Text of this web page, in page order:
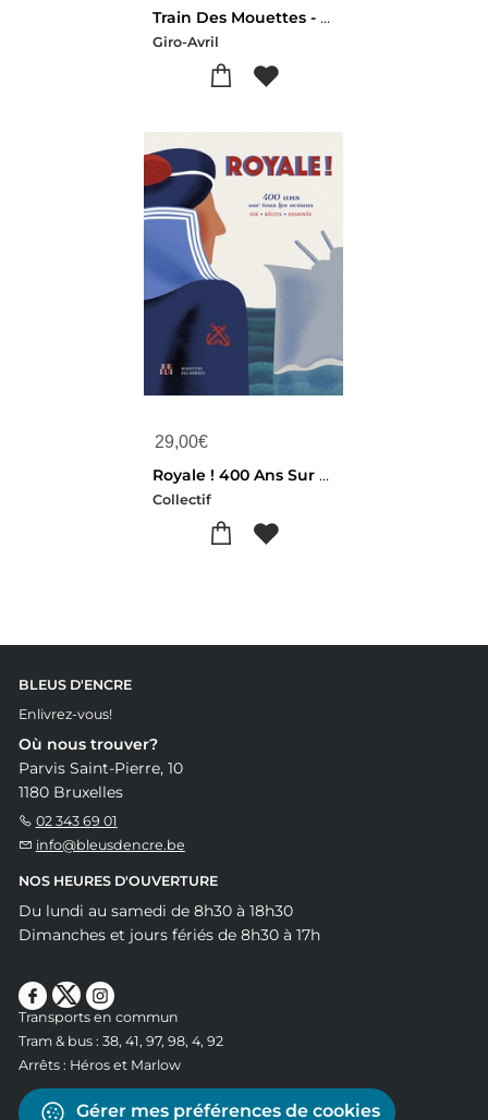
Train Des Mouettes - Attention Au Depart
Giro-Avril
29,00€
Royale ! 400 Ans Sur Tous Les Oceans
Collectif
BLEUS D'ENCRE
Enlivrez-vous!
Où nous trouver?
Parvis Saint-Pierre, 10
1180 Bruxelles
02 343 69 01
info@bleusdencre.be
NOS HEURES D'OUVERTURE
Du lundi au samedi de 8h30 à 18h30
Dimanches et jours fériés de 8h30 à 17h
Transports en commun
Tram & bus : 38, 41, 97, 98, 4, 92
Arrêts : Héros et Marlow
Gérer mes préférences de cookies